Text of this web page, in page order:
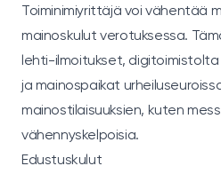
Toiminimiyrittäjä voi vähentää
mainoskulut verotuksessa.
lehti-ilmoitukset,
ja mainospaikat
mainostilaisuuksien, kuten
vähennyskelpoisia.
Edustuskulut